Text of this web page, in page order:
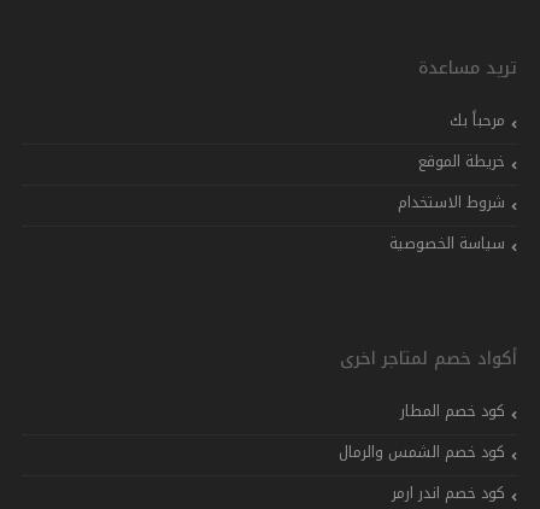
تريد مساعدة
مرحباً بك
خريطة الموقع
شروط الاستخدام
سياسة الخصوصية
أكواد خصم لمتاجر اخرى
كود خصم المطار
كود خصم الشمس والرمال
كود خصم اندر ارمر